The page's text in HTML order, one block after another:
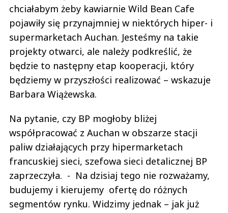
chciałabym żeby kawiarnie Wild Bean Cafe
pojawiły się przynajmniej w niektórych hiper- i
supermarketach Auchan. Jesteśmy na takie
projekty otwarci, ale należy podkreślić, że
będzie to następny etap kooperacji, który
będziemy w przyszłości realizować – wskazuje
Barbara Wiążewska.
Na pytanie, czy BP mogłoby bliżej
współpracować z Auchan w obszarze stacji
paliw działających przy hipermarketach
francuskiej sieci, szefowa sieci detalicznej BP
zaprzeczyła. - Na dzisiaj tego nie rozważamy,
budujemy i kierujemy ofertę do różnych
segmentów rynku. Widzimy jednak – jak już